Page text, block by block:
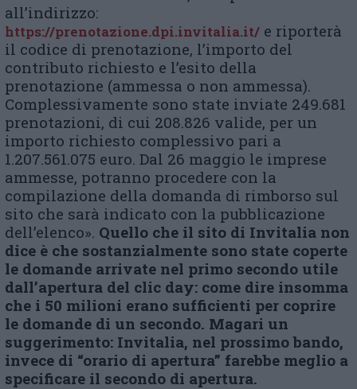
all’indirizzo:
https://prenotazione.dpi.invitalia.it/ e riporterà
il codice di prenotazione, l’importo del
contributo richiesto e l’esito della
prenotazione (ammessa o non ammessa).
Complessivamente sono state inviate 249.681
prenotazioni, di cui 208.826 valide, per un
importo richiesto complessivo pari a
1.207.561.075 euro. Dal 26 maggio le imprese
ammesse, potranno procedere con la
compilazione della domanda di rimborso sul
sito che sarà indicato con la pubblicazione
dell’elenco». Quello che il sito di Invitalia non
dice è che sostanzialmente sono state coperte
le domande arrivate nel primo secondo utile
dall’apertura del clic day: come dire insomma
che i 50 milioni erano sufficienti per coprire
le domande di un secondo. Magari un
suggerimento: Invitalia, nel prossimo bando,
invece di “orario di apertura” farebbe meglio a
specificare il secondo di apertura.